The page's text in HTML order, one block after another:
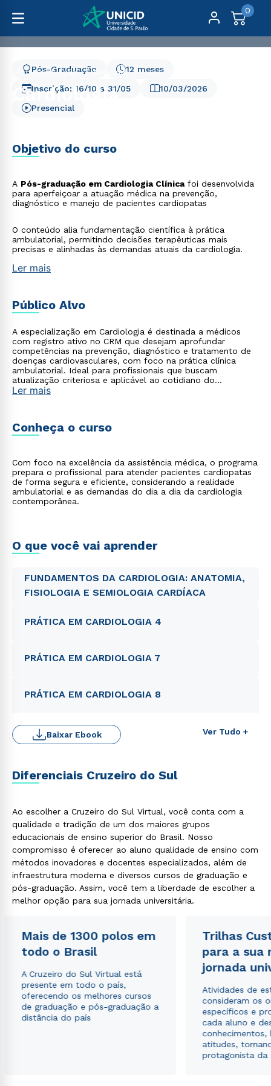
0
Pós-Graduação Medicina Cardiologia
Cardiologia 10/03/2026
12 meses
Pós-Graduação
Presencial
Inscrição: 16/10 a 31/05
Objetivo do curso
A Pós-graduação em Cardiologia Clínicafoi desenvolvida
para aperfeiçoar a atuação médica na prevenção,
diagnóstico e manejo de pacientes cardiopatas
O conteúdo alia fundamentação científica à prática
ambulatorial, permitindo decisões terapêuticas mais
precisas e alinhadas às demandas atuais da cardiologia.
Ler mais
Público Alvo
A especialização em Cardiologia é destinada a médicos
com registro ativo no CRM que desejam aprofundar
competências na prevenção, diagnóstico e tratamento de
doenças cardiovasculares, com foco na prática clínica
ambulatorial. Ideal para profissionais que buscam
atualização criteriosa e aplicável ao cotidiano do
consultório.
Ler mais
Conheça o curso
Com foco na excelência da assistência médica, o programa
prepara o profissional para atender pacientes cardiopatas
de forma segura e eficiente, considerando a realidade
ambulatorial e as demandas do dia a dia da cardiologia
contemporânea.
O que você vai aprender
FUNDAMENTOS DA CARDIOLOGIA: ANATOMIA,
FISIOLOGIA E SEMIOLOGIA CARDÍACA
PRÁTICA EM CARDIOLOGIA 4
PRÁTICA EM CARDIOLOGIA 7
PRÁTICA EM CARDIOLOGIA 8
Ver Tudo +
Baixar Ebook
Diferenciais Cruzeiro do Sul
Ao escolher a Cruzeiro do Sul Virtual, você conta com a
qualidade e tradição de um dos maiores grupos
educacionais de ensino superior do Brasil. Nosso
compromisso é oferecer ao aluno qualidade de ensino com
métodos inovadores e docentes especializados, além de
infraestrutura moderna e diversos cursos de graduação e
pós-graduação. Assim, você tem a liberdade de escolher a
melhor opção para sua jornada universitária.
Mais de 1300 polos em
todo o Brasil
A Cruzeiro do Sul Virtual está
presente em todo o país,
oferecendo os melhores cursos
de graduação e pós-graduação a
distância do país
Trilhas
para a sua
jornada
Atividades de
consideram os
específicos e
cada aluno e
conhecimentos,
atitudes,
protagonista da